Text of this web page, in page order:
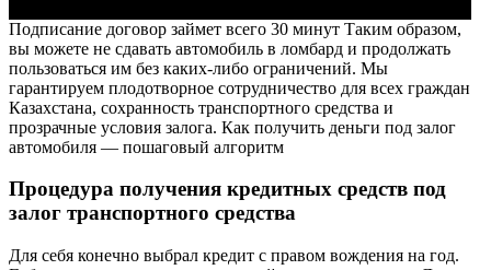
Подписание договор займет всего 30 минут Таким образом,
вы можете не сдавать автомобиль в ломбард и продолжать
пользоваться им без каких-либо ограничений. Мы
гарантируем плодотворное сотрудничество для всех граждан
Казахстана, сохранность транспортного средства и
прозрачные условия залога. Как получить деньги под залог
автомобиля — пошаговый алгоритм
Процедура получения кредитных средств под
залог транспортного средства
Для себя конечно выбрал кредит с правом вождения на год.